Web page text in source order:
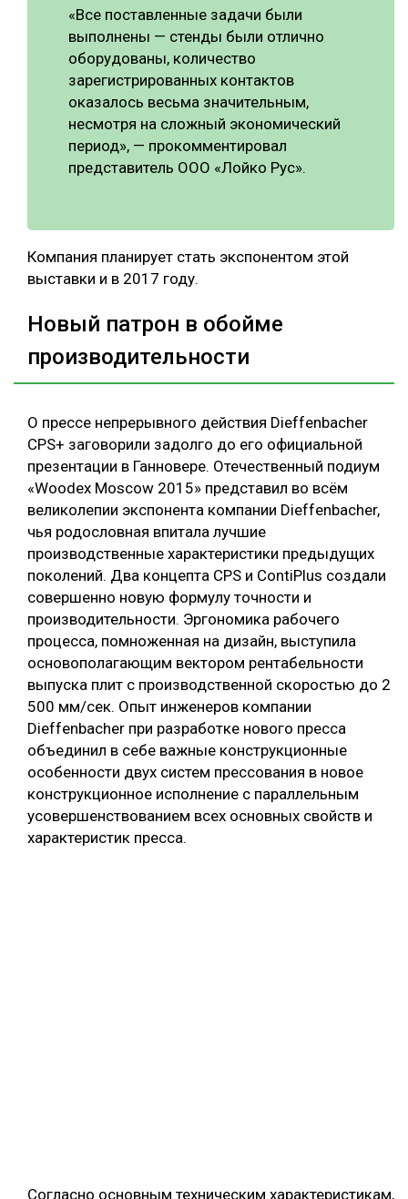
«Все поставленные задачи были
выполнены — стенды были отлично
оборудованы, количество
зарегистрированных контактов
оказалось весьма значительным,
несмотря на сложный экономический
период», — прокомментировал
представитель ООО «Лойко Рус».
Компания планирует стать экспонентом этой
выставки и в 2017 году.
Новый патрон в обойме
производительности
О прессе непрерывного действия Dieffenbacher
CPS+ заговорили задолго до его официальной
презентации в Ганновере. Отечественный подиум
«Woodex Moscow 2015» представил во всём
великолепии экспонента компании Dieffenbacher,
чья родословная впитала лучшие
производственные характеристики предыдущих
поколений. Два концепта CPS и ContiPlus создали
совершенно новую формулу точности и
производительности. Эргономика рабочего
процесса, помноженная на дизайн, выступила
основополагающим вектором рентабельности
выпуска плит с производственной скоростью до 2
500 мм/сек. Опыт инженеров компании
Dieffenbacher при разработке нового пресса
объединил в себе важные конструкционные
особенности двух систем прессования в новое
конструкционное исполнение с параллельным
усовершенствованием всех основных свойств и
характеристик пресса.
Согласно основным техническим характеристикам,